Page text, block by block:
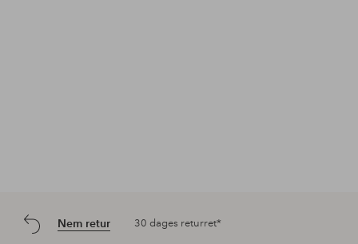
Nem retur 30 dages returret*